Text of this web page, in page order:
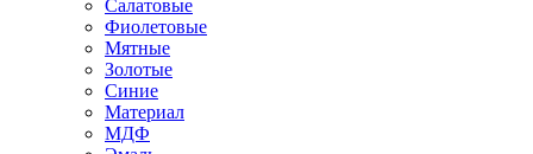
Салатовые
Фиолетовые
Мятные
Золотые
Синие
Материал
МДФ